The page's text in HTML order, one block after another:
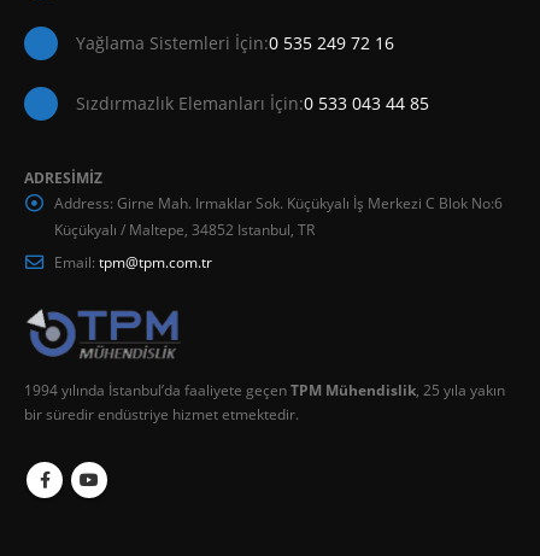
Yağlama Sistemleri İçin:0 535 249 72 16
Sızdırmazlık Elemanları İçin:0 533 043 44 85
ADRESİMİZ
Address: Girne Mah. Irmaklar Sok. Küçükyalı İş Merkezi C Blok No:6
Küçükyalı / Maltepe, 34852 Istanbul, TR
Email: tpm@tpm.com.tr
1994 yılında İstanbul’da faaliyete geçenTPM Mühendislik, 25 yıla yakın
bir süredir endüstriye hizmet etmektedir.